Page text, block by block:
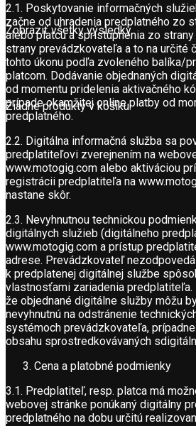
Zobraziť všetky výsledky
Žiadne produkty v košíku.
2.1. Poskytovanie informačných
začne od uhradenia predplatného zo
alebo platcu a sprístupnenia zo
strany prevádzkovateľa a to na určité
tohto úkonu podľa zvoleného balíka/
platcom. Dodávanie objednaných
od momentu pridelenia aktivačného
prípade okamžitej online platby od
predplatného.
2.2. Digitálna informačná služba sa
predplatiteľovi zverejnením na
www.motogig.com alebo aktiváciou
registrácii predplatiteľa na
nastane skôr.
2.3. Nevyhnutnou technickou
digitálnych služieb (digitálneho
www.motogig.com a prístup
adrese. Prevádzkovateľ
k predplatenej digitálnej službe
vlastnosťami zariadenia
že objednané digitálne služby môžu
nevyhnutnú na odstránenie
systémoch prevádzkovateľa,
obsahu sprostredkovávaných
Cena a platobné podmienky
3.1. Predplatiteľ, resp. platca má
webovej stránke ponúkaný digitálny
predplatného na dobu určitú